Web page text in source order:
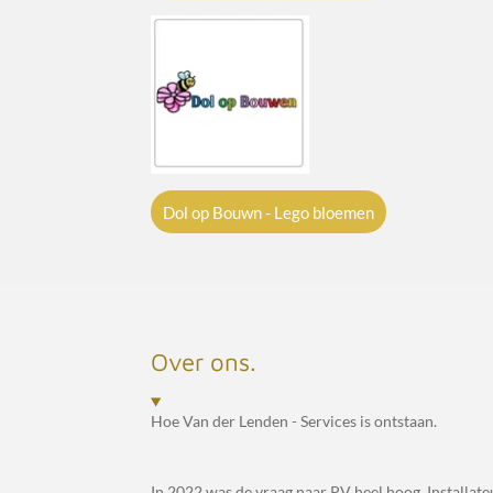
Dol op Bouwn - Lego bloemen
Over ons.
Hoe Van der Lenden - Services is ontstaan.